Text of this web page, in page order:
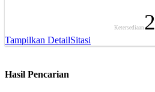
Ketersediaan 2
Tampilkan DetailSitasi
Hasil Pencarian